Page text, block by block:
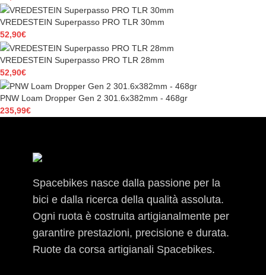
VREDESTEIN Superpasso PRO TLR 30mm
52,90€
VREDESTEIN Superpasso PRO TLR 28mm
52,90€
PNW Loam Dropper Gen 2 301.6x382mm - 468gr
235,99€
Spacebikes nasce dalla passione per la
bici e dalla ricerca della qualità assoluta.
Ogni ruota è costruita artigianalmente per
garantire prestazioni, precisione e durata.
Ruote da corsa artigianali Spacebikes.